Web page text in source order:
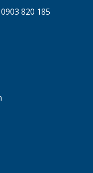
820 185